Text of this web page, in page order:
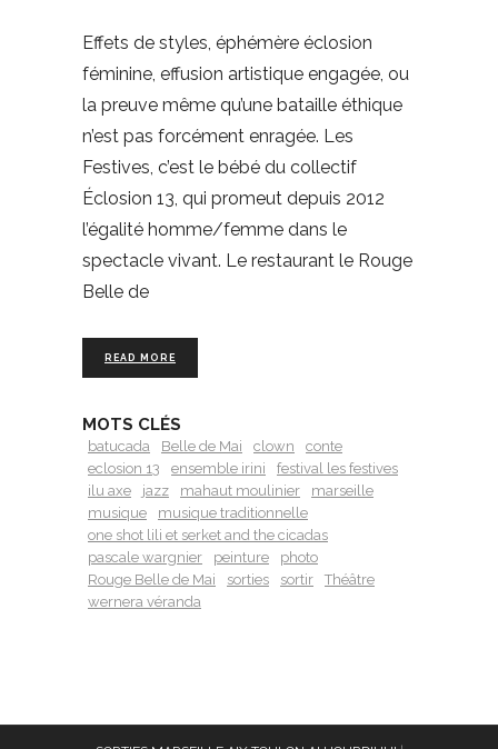
Effets de styles, éphémère éclosion
féminine, effusion artistique engagée, ou
la preuve même qu’une bataille éthique
n’est pas forcément enragée. Les
Festives, c’est le bébé du collectif
Éclosion 13, qui promeut depuis 2012
l’égalité homme/femme dans le
spectacle vivant. Le restaurant le Rouge
Belle de
READ MORE
MOTS CLÉS
batucada Belle de Mai clown
conte
eclosion 13
ensemble irini
festival les festives
ilu axe
jazz mahaut moulinier
marseille
musique
musique traditionnelle
one shot lili et serket and the cicadas
pascale wargnier
peinture
photo
Rouge Belle de Mai
sorties sortir
Théâtre
wernera véranda